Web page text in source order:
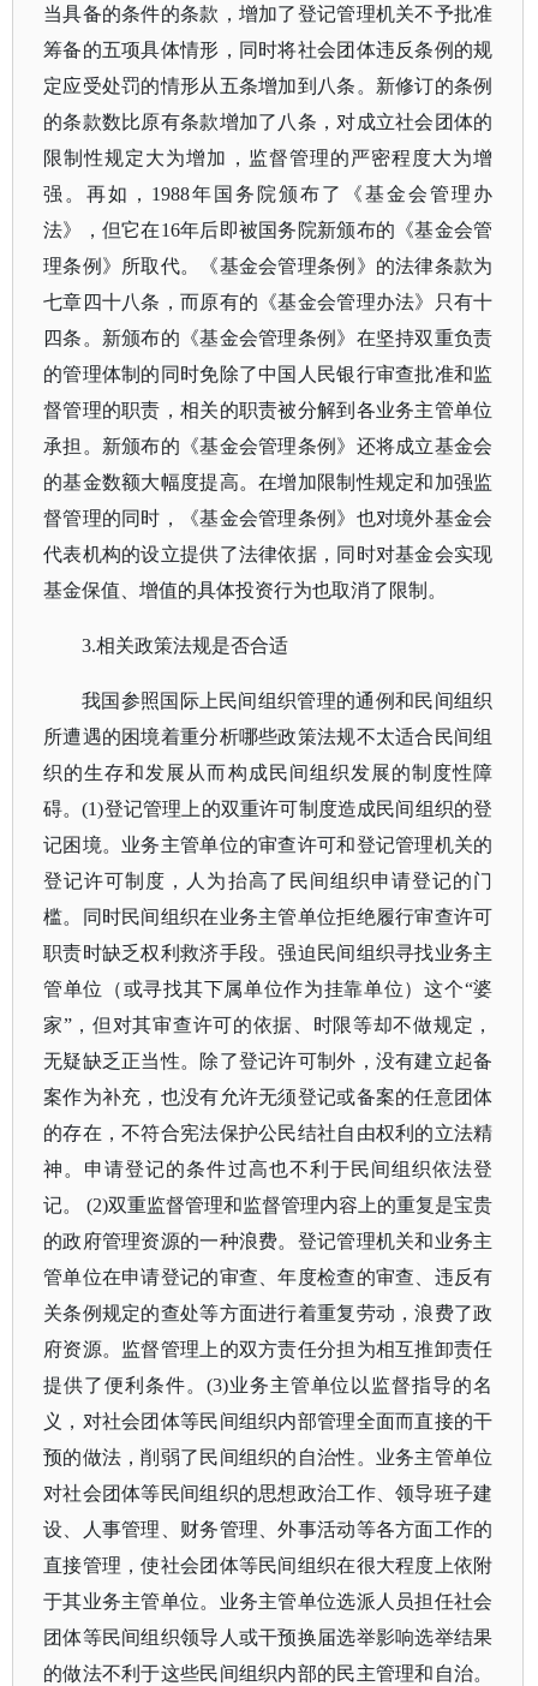
当具备的条件的条款，增加了登记管理机关不予批准
筹备的五项具体情形，同时将社会团体违反条例的规
定应受处罚的情形从五条增加到八条。新修订的条例
的条款数比原有条款增加了八条，对成立社会团体的
限制性规定大为增加，监督管理的严密程度大为增
强。再如，1988年国务院颁布了《基金会管理办
法》，但它在16年后即被国务院新颁布的《基金会管
理条例》所取代。《基金会管理条例》的法律条款为
七章四十八条，而原有的《基金会管理办法》只有十
四条。新颁布的《基金会管理条例》在坚持双重负责
的管理体制的同时免除了中国人民银行审查批准和监
督管理的职责，相关的职责被分解到各业务主管单位
承担。新颁布的《基金会管理条例》还将成立基金会
的基金数额大幅度提高。在增加限制性规定和加强监
督管理的同时，《基金会管理条例》也对境外基金会
代表机构的设立提供了法律依据，同时对基金会实现
基金保值、增值的具体投资行为也取消了限制。
3.相关政策法规是否合适
我国参照国际上民间组织管理的通例和民间组织
所遭遇的困境着重分析哪些政策法规不太适合民间组
织的生存和发展从而构成民间组织发展的制度性障
碍。(1)登记管理上的双重许可制度造成民间组织的登
记困境。业务主管单位的审查许可和登记管理机关的
登记许可制度，人为抬高了民间组织申请登记的门
槛。同时民间组织在业务主管单位拒绝履行审查许可
职责时缺乏权利救济手段。强迫民间组织寻找业务主
管单位（或寻找其下属单位作为挂靠单位）这个“婆
家”，但对其审查许可的依据、时限等却不做规定，
无疑缺乏正当性。除了登记许可制外，没有建立起备
案作为补充，也没有允许无须登记或备案的任意团体
的存在，不符合宪法保护公民结社自由权利的立法精
神。申请登记的条件过高也不利于民间组织依法登
记。 (2)双重监督管理和监督管理内容上的重复是宝贵
的政府管理资源的一种浪费。登记管理机关和业务主
管单位在申请登记的审查、年度检查的审查、违反有
关条例规定的查处等方面进行着重复劳动，浪费了政
府资源。监督管理上的双方责任分担为相互推卸责任
提供了便利条件。(3)业务主管单位以监督指导的名
义，对社会团体等民间组织内部管理全面而直接的干
预的做法，削弱了民间组织的自治性。业务主管单位
对社会团体等民间组织的思想政治工作、领导班子建
设、人事管理、财务管理、外事活动等各方面工作的
直接管理，使社会团体等民间组织在很大程度上依附
于其业务主管单位。业务主管单位选派人员担任社会
团体等民间组织领导人或干预换届选举影响选举结果
的做法不利于这些民间组织内部的民主管理和自治。